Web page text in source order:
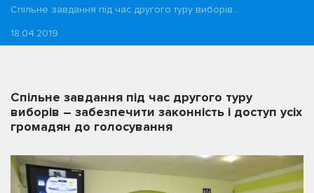
Спільне завдання під час другого туру виборів…
18.04.2019
Спільне завдання під час другого туру
виборів – забезпечити законність і доступ усіх
громадян до голосування